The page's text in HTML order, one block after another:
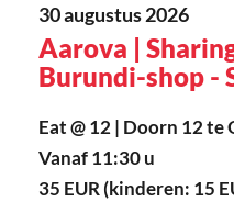
30 augustus 2026
Aarova |
Burundi-shop -
Eat @ 12 | Doorn 12 te
Vanaf 11:30 u
35 EUR (kinderen: 15